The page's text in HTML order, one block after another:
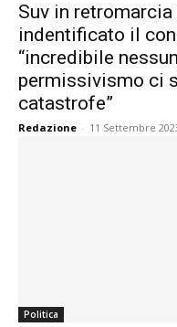
Suv in
indentificato il
“incredibile
permissivismo ci
catastrofe”
Redazione - 11 Settembre
Politica